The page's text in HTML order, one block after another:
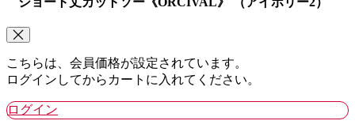
こちらは、会員価格が設定されています。
ログインしてからカートに入れてください。
ログイン